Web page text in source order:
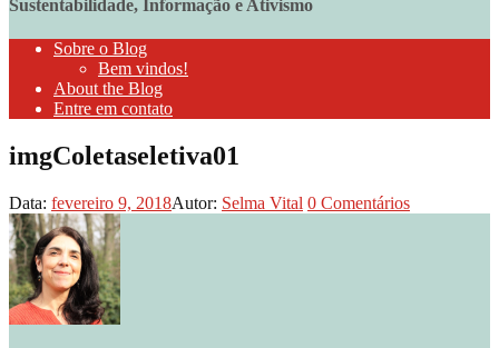
Sustentabilidade, Informação e Ativismo
Sobre o Blog
Bem vindos!
About the Blog
Entre em contato
imgColetaseletiva01
Data: fevereiro 9, 2018Autor: Selma Vital 0 Comentários